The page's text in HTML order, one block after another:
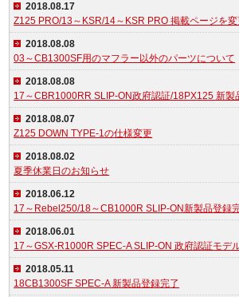
2018.08.17
Z125 PRO/13～KSR/14～KSR PRO 掲載ページを
2018.08.08
03～CB1300SF用のマフラー以外のパーツについて
2018.08.08
17～CBR1000RR SLIP-ON政府認証/18PX125 新製
2018.08.07
Z125 DOWN TYPE-1の仕様変更
2018.08.02
夏季休業日のお知らせ
2018.06.12
17～Rebel250/18～CB1000R SLIP-ON新製品登録
2018.06.01
17～GSX-R1000R SPEC-A SLIP-ON 政府認証モデ
2018.05.11
18CB1300SF SPEC-A 新製品登録完了